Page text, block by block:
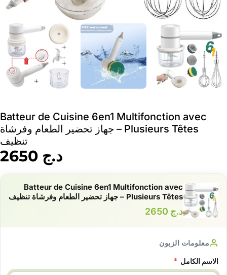
Batteur de Cuisine 6en1 Multifonction avec
Plusieurs Têtes – جهاز تحضير الطعام وفرشاة
تنظيف
د.ج
Batteur de Cuisine 6en1 Multifonction avec
Plusieurs Têtes – جهاز تحضير الطعام وفرشاة تنظيف
د.ج
معلومات الزبون
الاسم الكامل *